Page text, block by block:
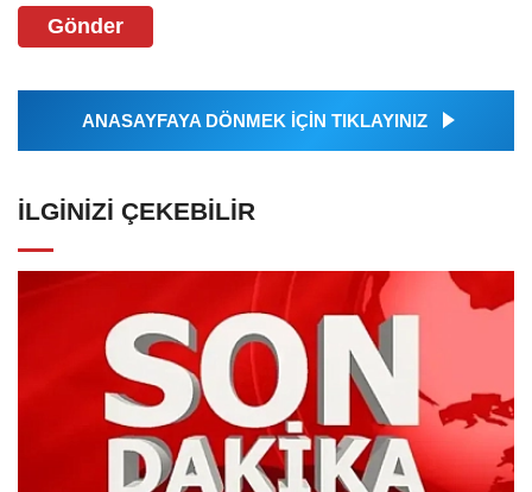
Gönder
ANASAYFAYA DÖNMEK İÇİN TIKLAYINIZ
İLGINIZI ÇEKEBILIR